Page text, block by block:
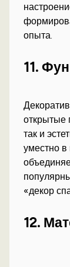
опыта.
11.
открытые
так и
уместно
«декор
12.